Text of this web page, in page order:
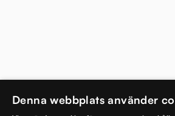
Denna webbplats använder